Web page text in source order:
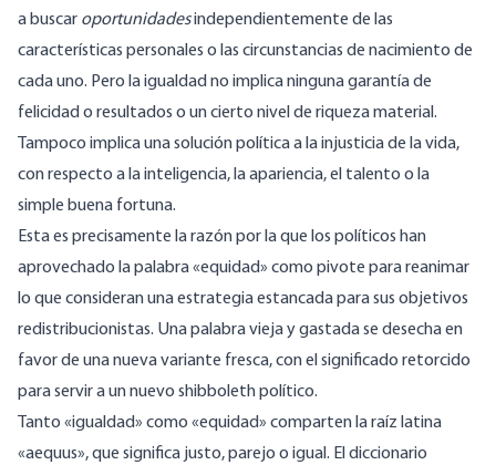
a buscar oportunidadesindependientemente de las
características personales o las circunstancias de nacimiento de
cada uno. Pero la igualdad no implica ninguna garantía de
felicidad o resultados o un cierto nivel de riqueza material.
Tampoco implica una solución política a la injusticia de la vida,
con respecto a la inteligencia, la apariencia, el talento o la
simple buena fortuna.
Esta es precisamente la razón por la que los políticos han
aprovechado la palabra «equidad» como pivote para reanimar
lo que consideran una estrategia estancada para sus objetivos
redistribucionistas. Una palabra vieja y gastada se desecha en
favor de una nueva variante fresca, con el significado retorcido
para servir a un nuevo shibboleth político.
Tanto «igualdad» como «equidad» comparten la raíz latina
«aequus», que significa justo, parejo o igual. El diccionario